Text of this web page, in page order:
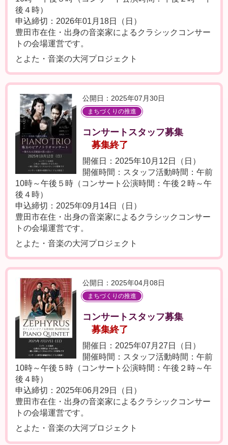
後４時）
申込締切：2026年01月18日（日）
豊田市在住・出身の音楽家によるクラシックコンサー
トの会場運営です。
とよた・音楽の大河プロジェクト
公開日：2025年07月30日
まちづくりの推進
コンサートスタッフ募集
募集終了
開催日：2025年10月12日（日）
開催時間：スタッフ活動時間：午前
10時～午後５時（コンサート公演時間：午後２時～午
後４時）
申込締切：2025年09月14日（日）
豊田市在住・出身の音楽家によるクラシックコンサー
トの会場運営です。
とよた・音楽の大河プロジェクト
公開日：2025年04月08日
まちづくりの推進
コンサートスタッフ募集
募集終了
開催日：2025年07月27日（日）
開催時間：スタッフ活動時間：午前
10時～午後５時（コンサート公演時間：午後２時～午
後４時）
申込締切：2025年06月29日（日）
豊田市在住・出身の音楽家によるクラシックコンサー
トの会場運営です。
とよた・音楽の大河プロジェクト